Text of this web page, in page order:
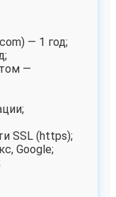
— 1 год;
—
SSL (https);
Google;